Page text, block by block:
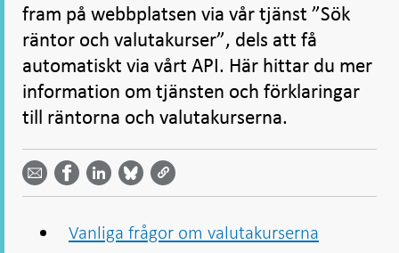
fram på webbplatsen via vår tjänst ”Sök
räntor och valutakurser”, dels att få
automatiskt via vårt API. Här hittar du mer
information om tjänsten och förklaringar
till räntorna och valutakurserna.
Dela
email -
Öppnas
Dela på
Facebook
- Öppnas
Dela på
LinkedIn
-
Öppnas
på
Bluesky
-
i ny flik
på
Twitter
-
i ny flik
Vanliga frågor om valutakurserna